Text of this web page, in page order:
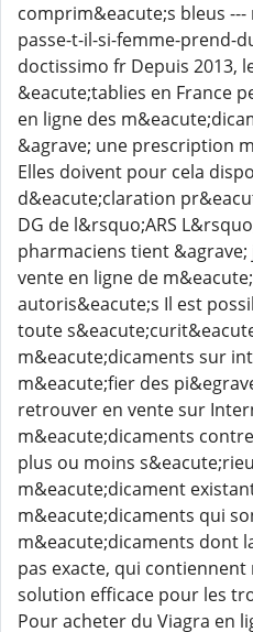
comprim&eacute;s bleus
passe-t-il-si-femme-prend-
doctissimo fr Depuis 2013,
&eacute;tablies en France
en ligne des
&agrave; une prescription
Elles doivent pour cela
d&eacute;claration
DG de l&rsquo;ARS
pharmaciens tient
vente en ligne de
autoris&eacute;s Il est
toute
m&eacute;dicaments sur
m&eacute;fier des
retrouver en vente sur
m&eacute;dicaments
plus ou moins
m&eacute;dicament
m&eacute;dicaments qui
m&eacute;dicaments dont
pas exacte, qui contiennent
solution efficace pour les
Pour acheter du Viagra en